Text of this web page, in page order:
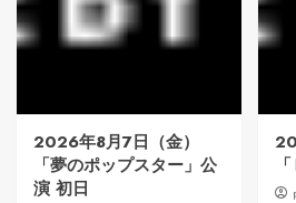
2026年8月7日（金）
「夢のポップスター」公
演 初日